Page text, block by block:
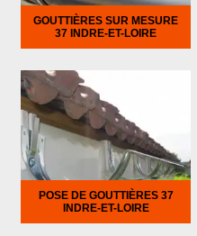
GOUTTIÈRES SUR MESURE
37 INDRE-ET-LOIRE
POSE DE GOUTTIÈRES 37
INDRE-ET-LOIRE